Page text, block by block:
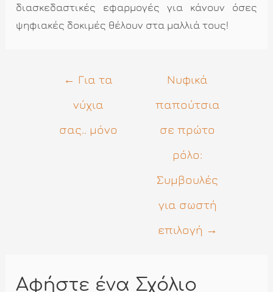
διασκεδαστικές εφαρμογές για κάνουν όσες
ψηφιακές δοκιμές θέλουν στα μαλλιά τους!
Πλοήγηση
← Για τα
νύχια
σας.. μόνο
Νυφικά
παπούτσια
σε πρώτο
ρόλο:
Συμβουλές
για σωστή
επιλογή →
Αφήστε ένα Σχόλιο